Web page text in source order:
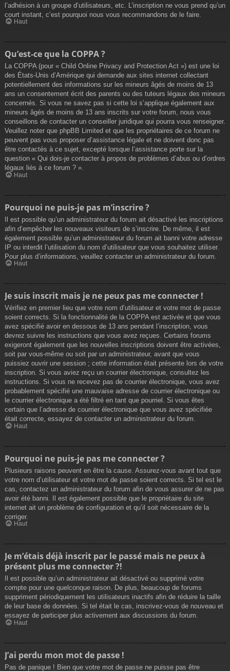
l’adhésion à un groupe d’utilisateurs, etc. L’inscription ne vous prend qu’un
court instant, c’est pourquoi nous vous recommandons de le faire.
Haut
Qu’est-ce que la COPPA ?
La COPPA (pour « Child Online Privacy and Protection Act ») est une loi
des États-Unis d’Amérique qui demande aux sites internet collectant
potentiellement des informations sur les mineurs âgés de moins de 13
ans un consentement écrit des parents ou des tuteurs légaux des mineurs
concernés. Si vous ne savez pas si cette loi s’applique également aux
mineurs âgés de moins de 13 ans inscrits sur votre forum, nous vous
conseillons de contacter un conseiller juridique qui pourra vous renseigner.
Veuillez noter que phpBB Limited et que les propriétaires de ce forum ne
peuvent pas vous proposer d’assistance légale et ne doivent donc pas
être contactés à ce sujet, excepté lorsque l’assistance porte sur la
question « Qui dois-je contacter à propos de problèmes d’abus ou d’ordres
légaux liés à ce forum ? ».
Haut
Pourquoi ne puis-je pas m’inscrire ?
Il est possible qu’un administrateur du forum ait désactivé les inscriptions
afin d’empêcher les nouveaux visiteurs de s’inscrire. De même, il est
également possible qu’un administrateur du forum ait banni votre adresse
IP ou interdit l’utilisation du nom d’utilisateur que vous souhaitez utiliser.
Pour plus d’informations, veuillez contacter un administrateur du forum.
Haut
Je suis inscrit mais je ne peux pas me connecter !
Vérifiez en premier lieu que votre nom d’utilisateur et votre mot de passe
soient corrects. Si la fonctionnalité de la COPPA est activée et que vous
avez spécifié avoir en dessous de 13 ans pendant l’inscription, vous
devrez suivre les instructions que vous avez reçues. Certains forums
exigeront également que les nouvelles inscriptions doivent être activées,
soit par vous-même ou soit par un administrateur, avant que vous
puissiez ouvrir une session ; cette information était présente lors de votre
inscription. Si vous aviez reçu un courrier électronique, consultez les
instructions. Si vous ne recevez pas de courrier électronique, vous avez
probablement spécifié une mauvaise adresse de courrier électronique ou
le courrier électronique a été filtré en tant que pourriel. Si vous êtes
certain que l’adresse de courrier électronique que vous avez spécifiée
était correcte, essayez de contacter un administrateur du forum.
Haut
Pourquoi ne puis-je pas me connecter ?
Plusieurs raisons peuvent en être la cause. Assurez-vous avant tout que
votre nom d’utilisateur et votre mot de passe soient corrects. Si tel est le
cas, contactez un administrateur du forum afin de vous assurer de ne pas
avoir été banni. Il est également possible que le propriétaire du site
internet ait un problème de configuration et qu’il soit nécessaire de la
corriger.
Haut
Je m’étais déjà inscrit par le passé mais ne peux à
présent plus me connecter ?!
Il est possible qu’un administrateur ait désactivé ou supprimé votre
compte pour une quelconque raison. De plus, beaucoup de forums
suppriment périodiquement les utilisateurs inactifs afin de réduire la taille
de leur base de données. Si tel était le cas, inscrivez-vous de nouveau et
essayez de participer plus activement aux discussions du forum.
Haut
J’ai perdu mon mot de passe !
Pas de panique ! Bien que votre mot de passe ne puisse pas être